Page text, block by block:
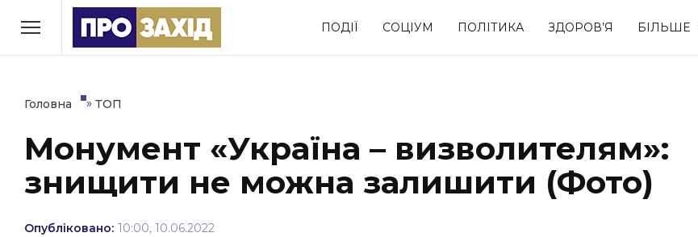
ПОДІЇ СОЦІУМ ПОЛІТИКА ЗДОРОВ’Я БІЛЬШЕ
РУБРИКИ
Економіка
Політика Соціум Спорт Стиль
Втрачений Ужгород
(відеоверсія)
Головна » ТОП
Монумент «Україна – визволителям»:
знищити не можна залишити (Фото)
Опубліковано: 10:00, 10.06.2022